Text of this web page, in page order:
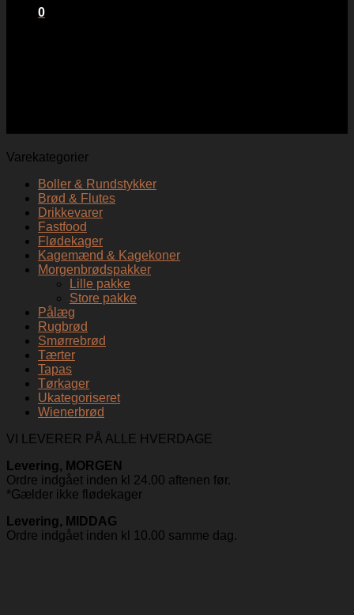
0
Varekategorier
Boller & Rundstykker
Brød & Flutes
Drikkevarer
Fastfood
Flødekager
Kagemænd & Kagekoner
Morgenbrødspakker
Lille pakke
Store pakke
Pålæg
Rugbrød
Smørrebrød
Tærter
Tapas
Tørkager
Ukategoriseret
Wienerbrød
VI LEVERER PÅ ALLE HVERDAGE
Levering, MORGEN
Ordre indgået inden kl 24.00 aftenen før.
*Gælder ikke flødekager
Levering, MIDDAG
Ordre indgået inden kl 10.00 samme dag.